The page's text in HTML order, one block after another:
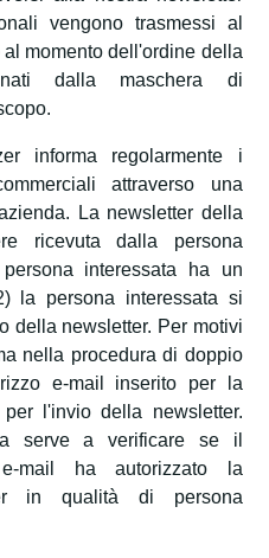
vengono trasmessi al
momento dell'ordine della
dalla maschera di
informa regolarmente i
attraverso una
La newsletter della
ricevuta dalla persona
interessata ha un
la persona interessata si
della newsletter. Per motivi
nella procedura di doppio
e-mail inserito per la
l'invio della newsletter.
serve a verificare se il
e-mail ha autorizzato la
in qualità di persona